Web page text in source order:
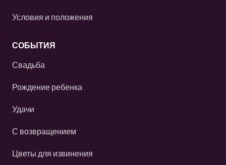
Условия и положения
СОБЫТИЯ
Свадьба
Рождение ребенка
Удачи
С возвращением
Цветы для извинения